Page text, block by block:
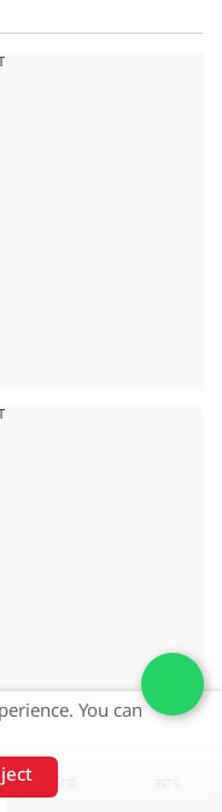
You can